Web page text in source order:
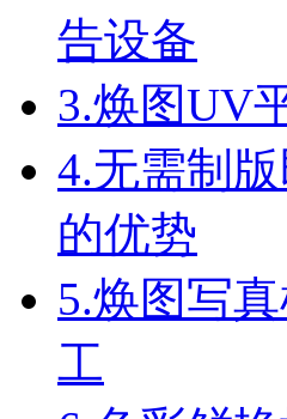
告设备
3.焕图UV
4.无需制
的优势
5.焕图写
工